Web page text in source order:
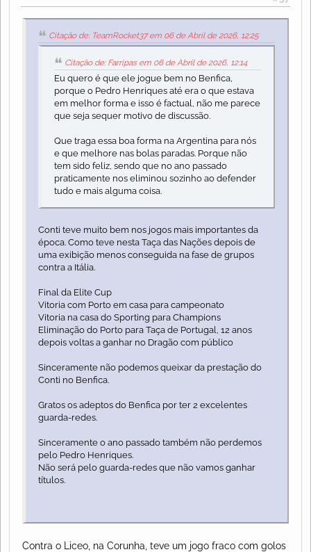
Citação de: TeamRocket37 em 06 de Abril de 2026, 12:25
Citação de: Farripas em 06 de Abril de 2026, 12:14
Eu quero é que ele jogue bem no Benfica,
porque o Pedro Henriques até era o que estava
em melhor forma e isso é factual, não me parece
que seja sequer motivo de discussão.
Que traga essa boa forma na Argentina para nós
e que melhore nas bolas paradas. Porque não
tem sido feliz, sendo que no ano passado
praticamente nos eliminou sozinho ao defender
tudo e mais alguma coisa.
Conti teve muito bem nos jogos mais importantes da
época. Como teve nesta Taça das Nações depois de
uma exibição menos conseguida na fase de grupos
contra a Itália.
Final da Elite Cup
Vitoria com Porto em casa para campeonato
Vitoria na casa do Sporting para Champions
Eliminação do Porto para Taça de Portugal, 12 anos
depois voltas a ganhar no Dragão com público
Sinceramente não podemos queixar da prestação do
Conti no Benfica.
Gratos os adeptos do Benfica por ter 2 excelentes
guarda-redes.
Sinceramente o ano passado também não perdemos
pelo Pedro Henriques.
Não será pelo guarda-redes que não vamos ganhar
títulos.
Contra o Liceo, na Corunha, teve um jogo fraco com golos